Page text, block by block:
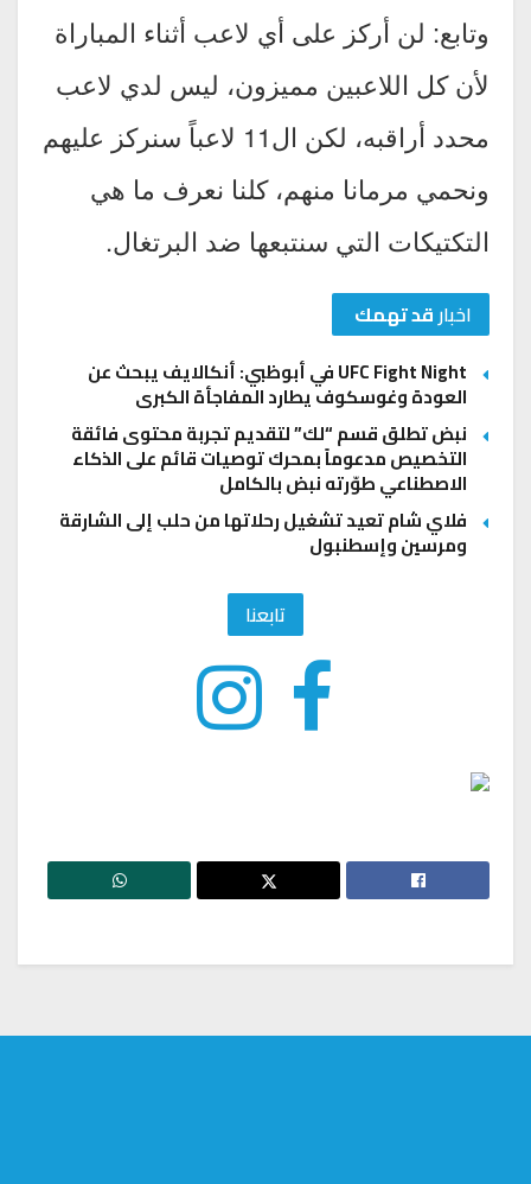
وتابع: لن أركز على أي لاعب أثناء المباراة
لأن كل اللاعبين مميزون، ليس لدي لاعب
محدد أراقبه، لكن ال11 لاعباً سنركز عليهم
ونحمي مرمانا منهم، كلنا نعرف ما هي
التكتيكات التي سنتبعها ضد البرتغال.
اخبارقد تهمك
UFC Fight Night في أبوظبي: أنكالايف يبحث عن
العودة وغوسكوف يطارد المفاجأة الكبرى
نبض تطلق قسم “لك” لتقديم تجربة محتوى فائقة
التخصيص مدعوماً بمحرك توصيات قائم على الذكاء
الاصطناعي طوّرته نبض بالكامل
فلاي شام تعيد تشغيل رحلاتها من حلب إلى الشارقة
ومرسين وإسطنبول
تابعنا